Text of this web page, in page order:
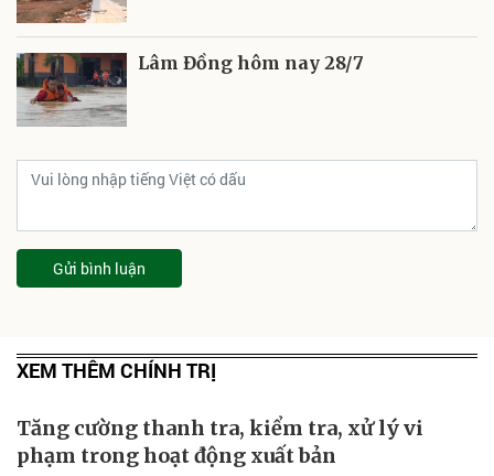
Lâm Đồng hôm nay 28/7
Gửi bình luận
XEM THÊM CHÍNH TRỊ
Tăng cường thanh tra, kiểm tra, xử lý vi
phạm trong hoạt động xuất bản